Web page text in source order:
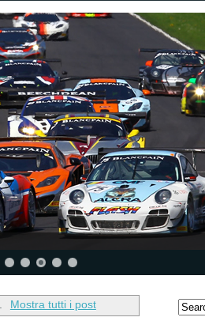
. Mostra tutti i post